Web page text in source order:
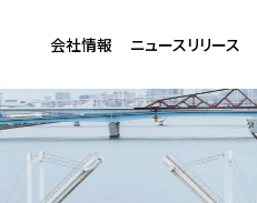
会社情報 ニュースリリース